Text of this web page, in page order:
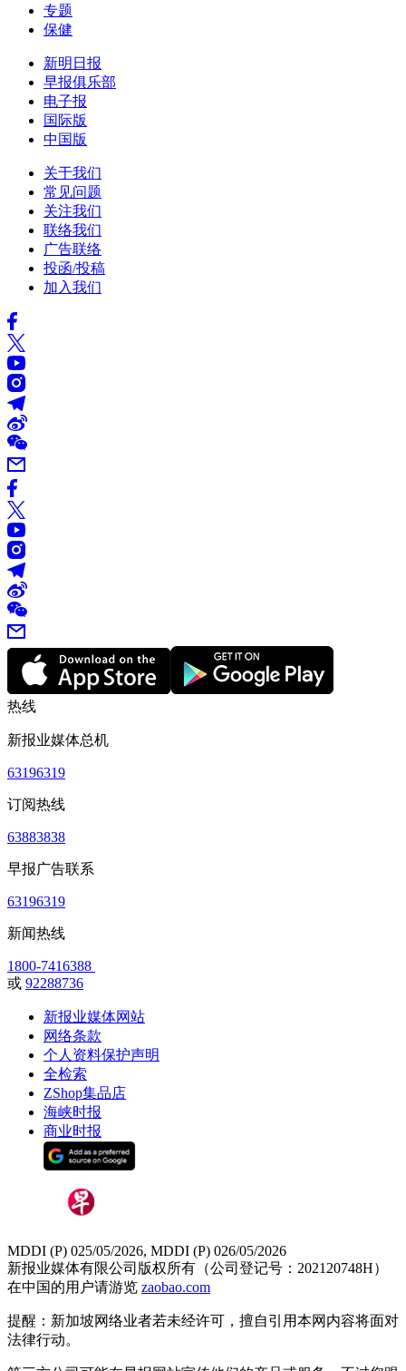
专题
保健
新明日报
早报俱乐部
电子报
国际版
中国版
关于我们
常见问题
关注我们
联络我们
广告联络
投函/投稿
加入我们
热线
新报业媒体总机
63196319
订阅热线
63883838
早报广告联系
63196319
新闻热线
1800-7416388
或 92288736
新报业媒体网站
网络条款
个人资料保护声明
全检索
ZShop集品店
海峡时报
商业时报
MDDI (P) 025/05/2026, MDDI (P) 026/05/2026
新报业媒体有限公司版权所有（公司登记号：202120748H）
在中国的用户请游览 zaobao.com
提醒：新加坡网络业者若未经许可，擅自引用本网内容将面对
法律行动。